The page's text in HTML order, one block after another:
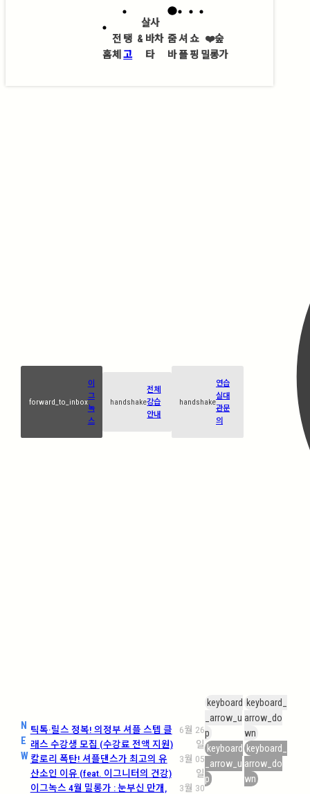
홈
전
체
탱
고
살사
&바차
타
줌
바
셔
플
쇼
핑
❤️숲
밀롱가
forward_to_inbox
이
그
녹
스
handshake
전체
강습
안내
handshake
연습
실대
관문
의
N
E
W
틱톡·릴스 정복! 의정부 셔플 스텝 클
래스 수강생 모집 (수강료 전액 지원)
6월 26
일
칼로리 폭탄! 셔플댄스가 최고의 유
산소인 이유 (feat. 이그니터의 건강)
3월 05
일
이그녹스 4월 밀롱가 : 눈부신 만개,
3월 30
keyboard
_arrow_u
p
keyboard
_arrow_u
p
keyboard_
arrow_do
wn
keyboard_
arrow_do
wn